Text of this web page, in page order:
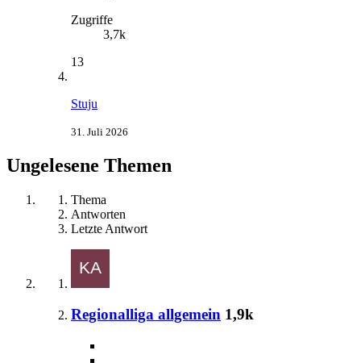
Zugriffe
3,7k
13
Stuju
31. Juli 2026
Ungelesene Themen
Thema
Antworten
Letzte Antwort
Regionalliga allgemein 1,9k